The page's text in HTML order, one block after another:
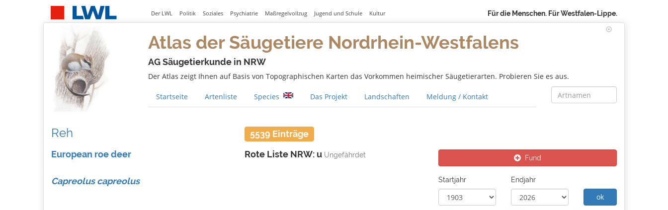
Der LWL Politik Soziales Psychiatrie Maßregelvollzug Jugend und Schule Kultur Für die Menschen. Für Westfalen-Lippe.
Atlas der Säugetiere Nordrhein-Westfalens
AG Säugetierkunde in NRW
Der Atlas zeigt Ihnen auf Basis von Topographischen Karten das Vorkommen heimischer Säugetierarten. Probieren Sie es aus.
Startseite Artenliste Species Das Projekt Landschaften Meldung / Kontakt
Reh
5539 Einträge
European roe deer
Rote Liste NRW: u Ungefährdet Fund
Capreolus capreolus Startjahr Endjahr
ok